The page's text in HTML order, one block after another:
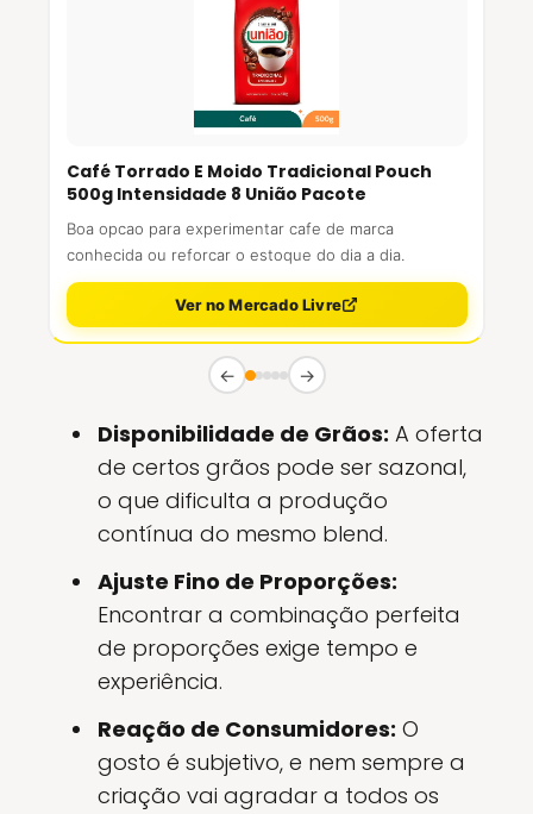
Café Torrado E Moido Tradicional Pouch
500g Intensidade 8 União Pacote
Boa opcao para experimentar cafe de marca
conhecida ou reforcar o estoque do dia a dia.
Ver no Mercado Livre
← →
Disponibilidade de Grãos: A oferta
de certos grãos pode ser sazonal,
o que dificulta a produção
contínua do mesmo blend.
Ajuste Fino de Proporções:
Encontrar a combinação perfeita
de proporções exige tempo e
experiência.
Reação de Consumidores: O
gosto é subjetivo, e nem sempre a
criação vai agradar a todos os